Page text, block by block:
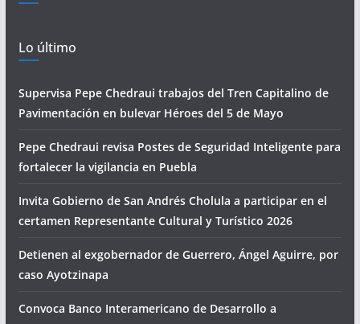
Lo último
Supervisa Pepe Chedraui trabajos del Tren Capitalino de
Pavimentación en bulevar Héroes del 5 de Mayo
Pepe Chedraui revisa Postes de Seguridad Inteligente para
fortalecer la vigilancia en Puebla
Invita Gobierno de San Andrés Cholula a participar en el
certamen Representante Cultural y Turístico 2026
Detienen al exgobernador de Guerrero, Ángel Aguirre, por
caso Ayotzinapa
Convoca Banco Interamericano de Desarrollo a